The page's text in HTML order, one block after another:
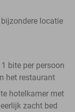
locatie
bite per persoon
het restaurant
hotelkamer met
zacht bed